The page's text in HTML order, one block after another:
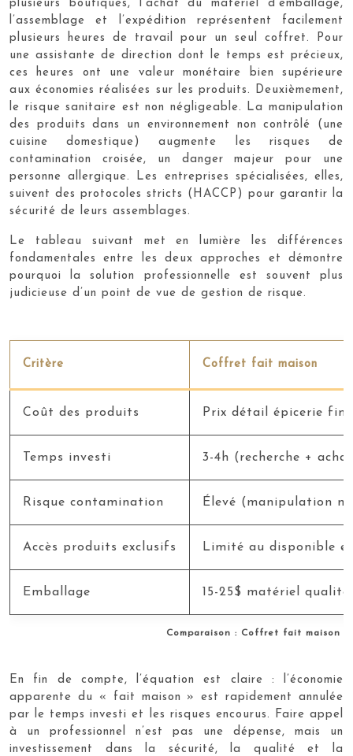
plusieurs boutiques, l’achat du matériel d’emballage,
l’assemblage et l’expédition représentent facilement
plusieurs heures de travail pour un seul coffret. Pour
une assistante de direction dont le temps est précieux,
ces heures ont une valeur monétaire bien supérieure
aux économies réalisées sur les produits. Deuxièmement,
le risque sanitaire est non négligeable. La manipulation
des produits dans un environnement non contrôlé (une
cuisine domestique) augmente les risques de
contamination croisée, un danger majeur pour une
personne allergique. Les entreprises spécialisées, elles,
suivent des protocoles stricts (HACCP) pour garantir la
sécurité de leurs assemblages.
Le tableau suivant met en lumière les différences
fondamentales entre les deux approches et démontre
pourquoi la solution professionnelle est souvent plus
judicieuse d’un point de vue de gestion de risque.
Comparaison : Coffret fait maison
Critère Coffret fait maison
Coût des produits Prix détail épicerie fine
Temps investi 3-4h (recherche +
Risque contamination Élevé (manipulation
Accès produits exclusifs Limité au disponible
Emballage 15-25$ matériel qualité
En fin de compte, l’équation est claire : l’économie
apparente du « fait maison » est rapidement annulée
par le temps investi et les risques encourus. Faire appel
à un professionnel n’est pas une dépense, mais un
investissement dans la sécurité, la qualité et la